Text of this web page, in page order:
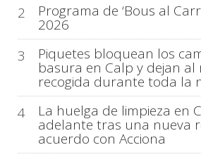
2
Programa de ‘Bous al
2026
3
Piquetes bloquean los
basura en Calp y dejan al
recogida durante toda la
4
La huelga de limpieza en
adelante tras una nueva
acuerdo con Acciona